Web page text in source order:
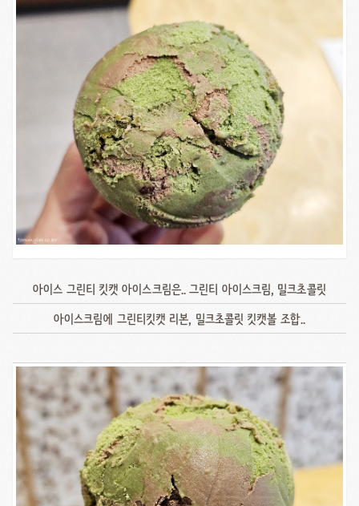
아이스 그린티 킷캣 아이스크림은.. 그린티 아이스크림, 밀크초콜릿
아이스크림에 그린티킷캣 리본, 밀크초콜릿 킷캣볼 조합..